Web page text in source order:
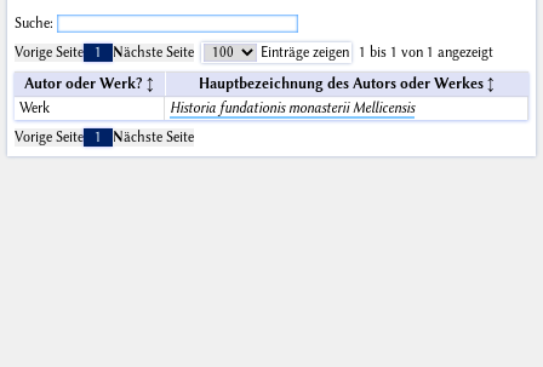
Suche:
Vorige Seite
1 Nächste Seite Einträge zeigen
1 bis 1 von 1 angezeigt
Autor oder Werk?
Hauptbezeichnung des Autors oder Werkes
Werk
Historia fundationis monasterii Mellicensis
Vorige Seite
1 Nächste Seite